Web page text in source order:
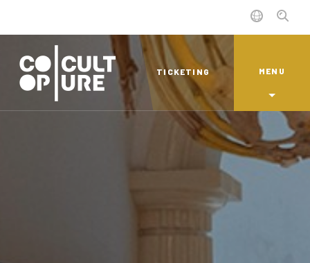
TICKETING MENU